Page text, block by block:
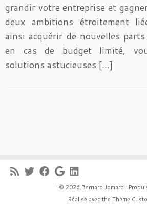
grandir votre entreprise et
deux ambitions étroitement
ainsi acquérir de nouvelles
en cas de budget limité,
solutions astucieuses […]
· © 2026 Bernard Jomard ·
Réalisé avec the Thème